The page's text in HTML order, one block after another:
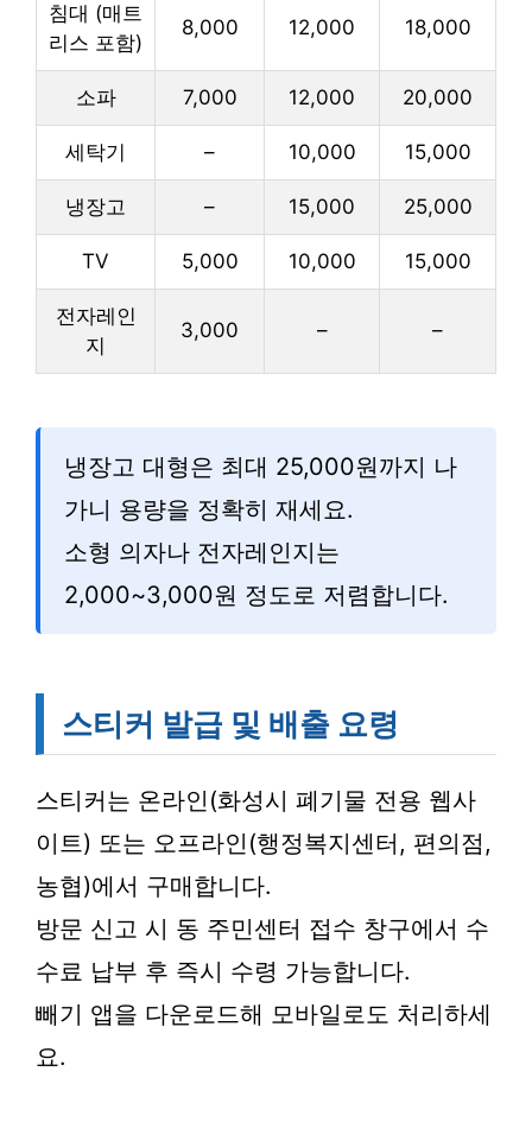
침대 (매트
리스 포함)
8,000 12,000 18,000
소파 7,000 12,000 20,000
세탁기 – 10,000 15,000
냉장고 – 15,000 25,000
TV 5,000 10,000 15,000
전자레인
지
3,000 – –
냉장고 대형은 최대 25,000원까지 나
가니 용량을 정확히 재세요.
소형 의자나 전자레인지는
2,000~3,000원 정도로 저렴합니다.
스티커 발급 및 배출 요령
스티커는 온라인(화성시 폐기물 전용 웹사
이트) 또는 오프라인(행정복지센터, 편의점,
농협)에서 구매합니다.
방문 신고 시 동 주민센터 접수 창구에서 수
수료 납부 후 즉시 수령 가능합니다.
빼기 앱을 다운로드해 모바일로도 처리하세
요.